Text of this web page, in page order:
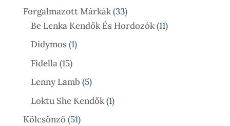
Termék
Forgalmazott Márkák 3333
Termék
Be Lenka Kendők És Hordozók 1111
Didymos 11
Fidella 1515
Termék
Lenny Lamb 55
Termék
Loktu She Kendők 11
Kölcsönző 5151